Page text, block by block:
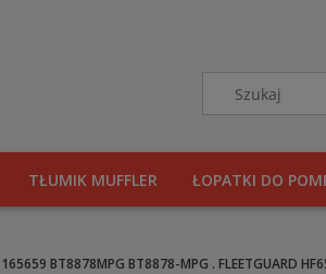
TŁUMIK MUFFLER ŁOPATKI DO
BT8878MPG BT8878-MPG . FLEETGUARD